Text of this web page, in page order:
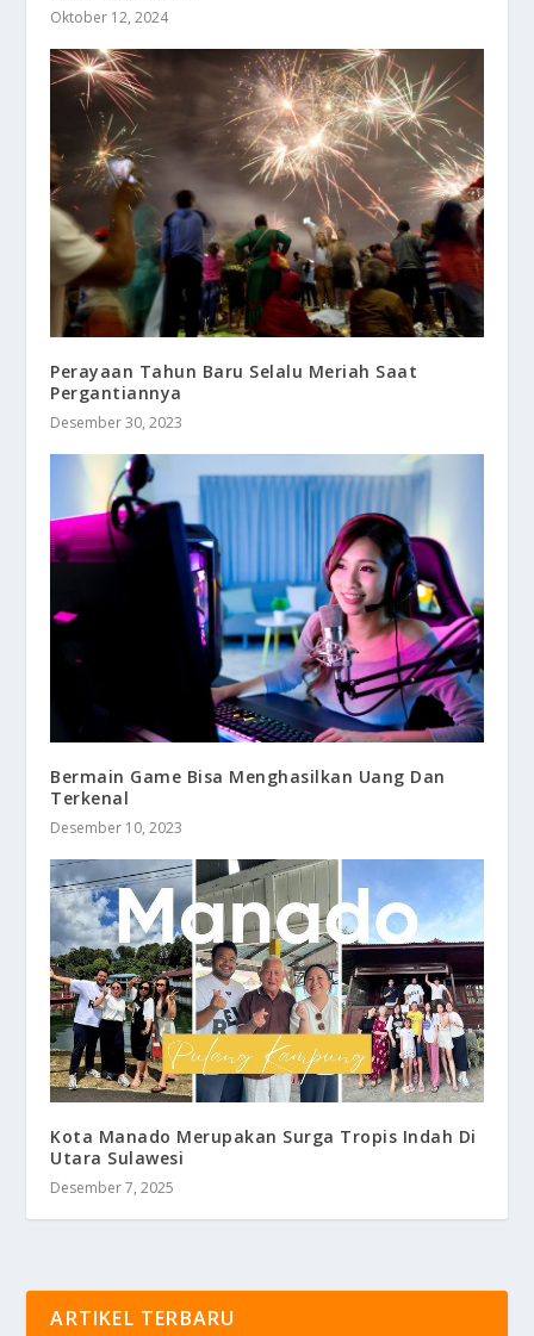
Oktober 12, 2024
Perayaan Tahun Baru Selalu Meriah Saat
Pergantiannya
Desember 30, 2023
Bermain Game Bisa Menghasilkan Uang Dan
Terkenal
Desember 10, 2023
Kota Manado Merupakan Surga Tropis Indah Di
Utara Sulawesi
Desember 7, 2025
ARTIKEL TERBARU